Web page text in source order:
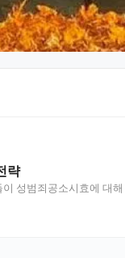
략
성범죄공소시효에 대